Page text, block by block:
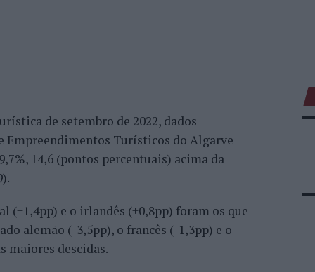
de setembro de 2022, dados
Empreendimentos Turísticos do Algarve
14,6 (pontos percentuais) acima da
(+1,4pp) e o irlandês (+0,8pp) foram os que
alemão (-3,5pp), o francês (-1,3pp) e o
maiores descidas.